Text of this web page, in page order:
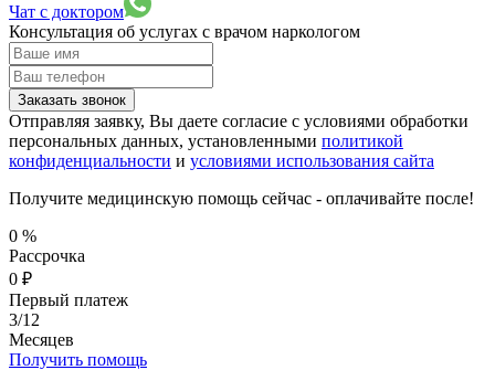
Чат с доктором
Консультация об услугах с врачом наркологом
Заказать звонок
Отправляя заявку, Вы даете согласие с условиями обработки
персональных данных, установленными политикой
конфиденциальности и условиями использования сайта
Получите медицинскую помощь сейчас - оплачивайте после!
0 %
Рассрочка
0 ₽
Первый платеж
3/12
Месяцев
Получить помощь